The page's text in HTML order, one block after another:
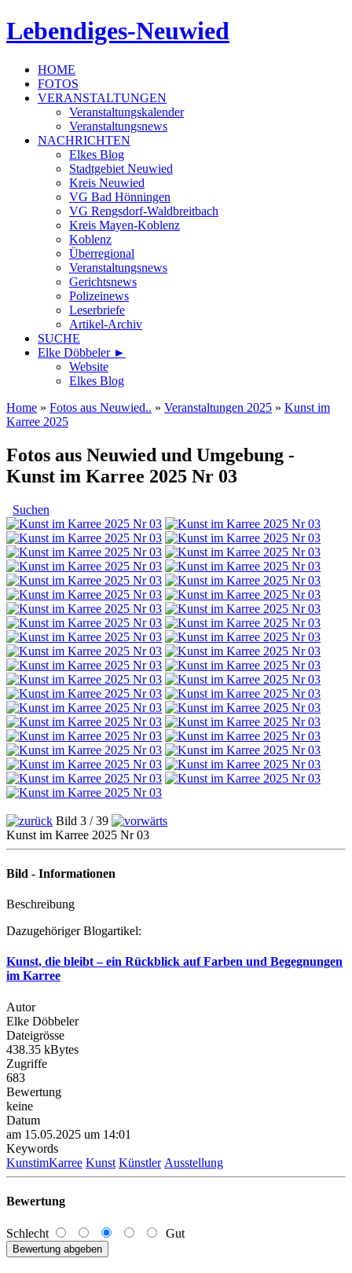
Lebendiges-Neuwied
HOME
FOTOS
VERANSTALTUNGEN
Veranstaltungskalender
Veranstaltungsnews
NACHRICHTEN
Elkes Blog
Stadtgebiet Neuwied
Kreis Neuwied
VG Bad Hönningen
VG Rengsdorf-Waldbreitbach
Kreis Mayen-Koblenz
Koblenz
Überregional
Veranstaltungsnews
Gerichtsnews
Polizeinews
Leserbriefe
Artikel-Archiv
SUCHE
Elke Döbbeler ►
Website
Elkes Blog
Home » Fotos aus Neuwied.. » Veranstaltungen 2025 » Kunst im
Karree 2025
Fotos aus Neuwied und Umgebung -
Kunst im Karree 2025 Nr 03
Suchen
Bild 3 / 39
Kunst im Karree 2025 Nr 03
Bild - Informationen
Beschreibung
Dazugehöriger Blogartikel:
Kunst, die bleibt – ein Rückblick auf Farben und Begegnungen
im Karree
Autor
Elke Döbbeler
Dateigrösse
438.35 kBytes
Zugriffe
683
Bewertung
keine
Datum
am 15.05.2025 um 14:01
Keywords
KunstimKarree Kunst Künstler Ausstellung
Bewertung
Schlecht Gut